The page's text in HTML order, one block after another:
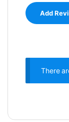
There